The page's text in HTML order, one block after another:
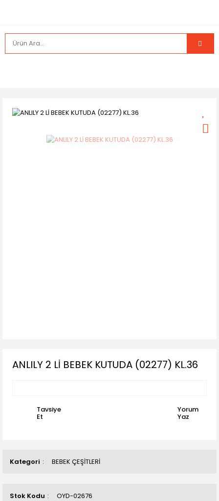
Kategori BEBEK ÇEŞİTLERİ
Stok Kodu OYD-02676
ANLILY 2 Lİ BEBEK KUTUDA (02277) KL.36
Tavsiye
Et
Yorum
Yaz